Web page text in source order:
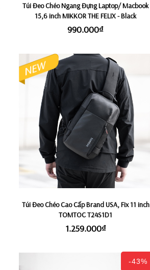
Túi Đeo Chéo Ngang Đựng Laptop/ Macbook
15,6 inch MIKKOR THE FELIX - Black
990.000₫
Túi Đeo Chéo Cao Cấp Brand USA, Fix 11 inch
TOMTOC T24S1D1
1.259.000₫
-43%